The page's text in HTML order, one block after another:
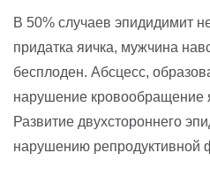
В 50% случаев эпидидимит
придатка яичка, мужчина
бесплоден. Абсцесс,
нарушение кровообращение
Развитие двухстороннего
нарушению репродуктивной